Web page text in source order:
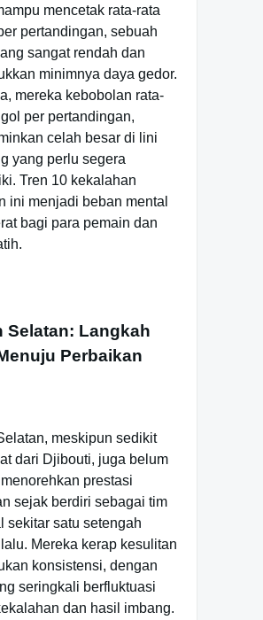
mencetak rata-rata
pertandingan, sebuah
sangat rendah dan
minimnya daya gedor.
mereka kebobolan rata-
per pertandingan,
celah besar di lini
yang perlu segera
Tren 10 kekalahan
ini menjadi beban mental
bagi para pemain dan
Selatan: Langkah
Perbaikan
meskipun sedikit
dari Djibouti, juga belum
prestasi
sejak berdiri sebagai tim
sekitar satu setengah
Mereka kerap kesulitan
konsistensi, dengan
seringkali berfluktuasi
dan hasil imbang.